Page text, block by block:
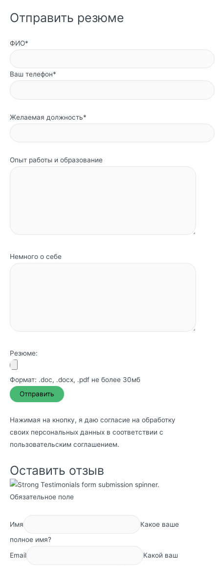
Отправить резюме
ФИО*
Ваш телефон*
Желаемая должность*
Опыт работы и образование
Немного о себе
Резюме:
Формат: .doc, .docx, .pdf не более 30мб
Нажимая на кнопку, я даю согласие на обработку
своих персональных данных в соответствии с
пользовательским соглашением.
Оставить отзыв
Обязательное поле
Имя
Какое ваше
полное имя?
Email
Какой ваш